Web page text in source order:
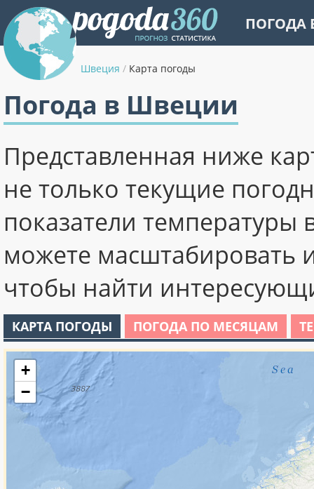
ПОГОДА
Швеция / Карта погоды
Погода в Швеции
Представленная ниже
не только текущие
показатели
можете масштабировать
чтобы найти
КАРТА ПОГОДЫ ПОГОДА ПО МЕСЯЦАМ